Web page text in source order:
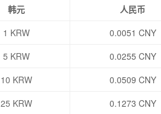
韩元
人民币
1 KRW
0.0051 CNY
5 KRW
0.0255 CNY
10 KRW
0.0509 CNY
25 KRW
0.1273 CNY